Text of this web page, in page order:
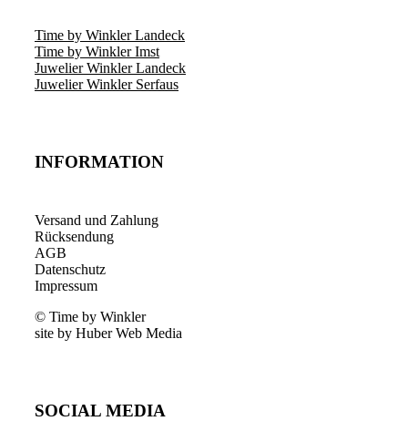
Time by Winkler Landeck
Time by Winkler Imst
Juwelier Winkler Landeck
Juwelier Winkler Serfaus
INFORMATION
Versand und Zahlung
Rücksendung
AGB
Datenschutz
Impressum
© Time by Winkler
site by Huber Web Media
SOCIAL MEDIA